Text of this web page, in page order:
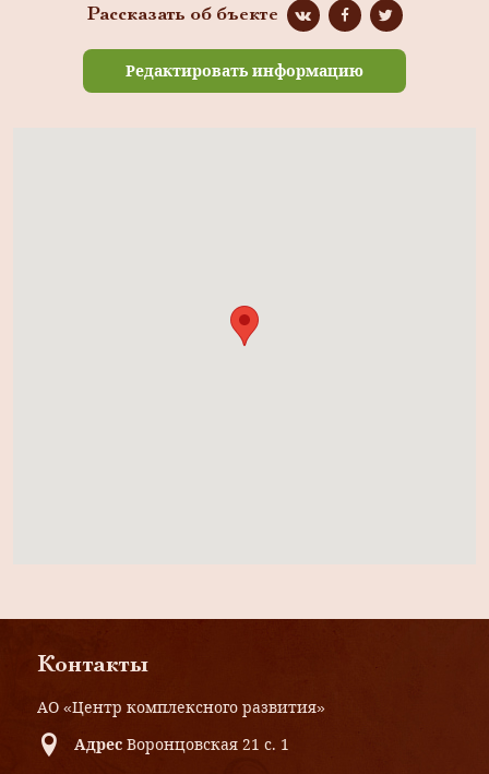
Рассказать об бъекте
Редактировать информацию
Контакты
АО «Центр комплексного развития»
Адрес Воронцовская 21 с. 1